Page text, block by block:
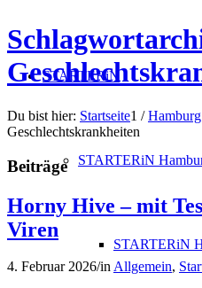
STARTERiN
STARTERiN
STARTERiN
Du bist hier: Startseite1 /
Geschlechtskrankheiten
Beiträge
Horny Hive – mit
Viren
4. Februar 2026/inAllgemein,